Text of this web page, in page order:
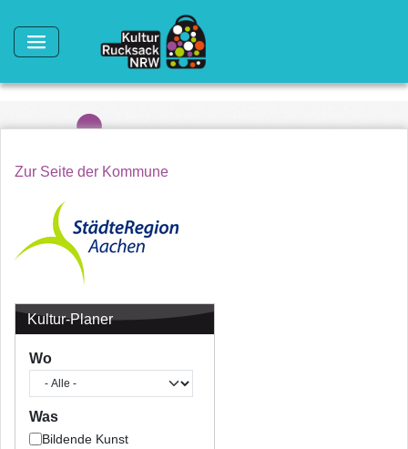
Zur Seite der Kommune
Kultur-Planer
Wo
Was
Bildende Kunst